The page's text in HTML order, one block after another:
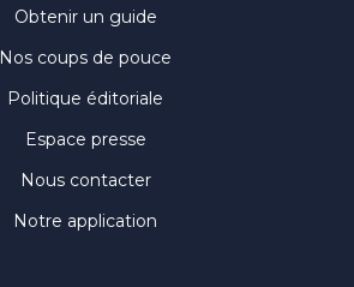
Obtenir un guide
Nos coups de pouce
Politique éditoriale
Espace presse
Nous contacter
Notre application